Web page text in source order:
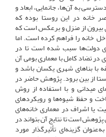
به آن‌ها، جانمایی، ابعاد و
خانه در این روستا بوده که
بیرون از منزل و برعکس است که
خانه را فراهم کرده است. اما
دولت‌ها سبب شده است تا در
تضاد کامل با معماری بومی آن
با بناهای شهری یکسان باشد و
از بین برود. پژوهش حاضر در
میدانی و با استفاده از روش
و حفظ شیوه‌ها و رویکردهای
یا اشراف در معماری خانه‌های
است تا نتایج آن بتواند در
گزینه‌ای تأثیرگذار مورد